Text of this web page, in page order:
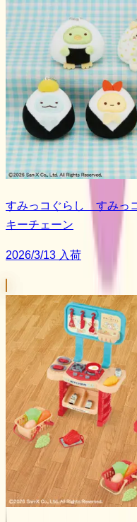
すみっコぐらし すみっ
キーチェーン
2026/3/13 入荷